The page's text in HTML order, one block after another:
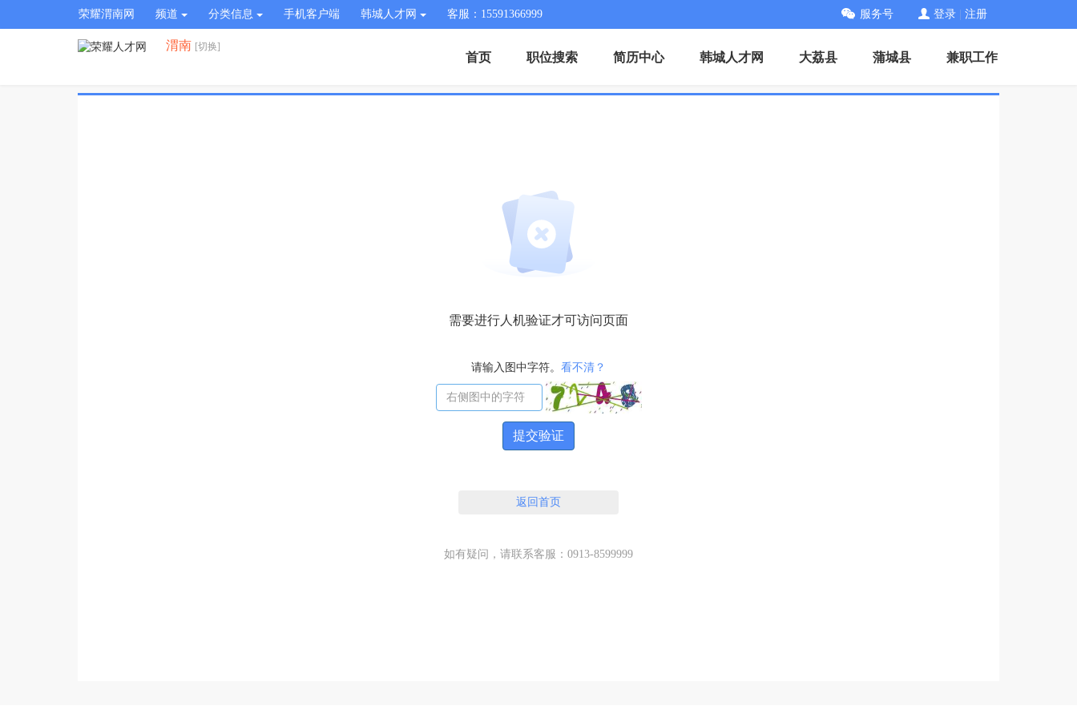
荣耀渭南网 频道 分类信息 手机客户端 韩城人才网 客服：15591366999 服务号 登录 注册
渭南 [切换]
首页 职位搜索 简历中心 韩城人才网 大荔县 蒲城县 兼职工作
需要进行人机验证才可访问页面
请输入图中字符。 看不清？
提交验证
返回首页
如有疑问，请联系客服：0913-8599999